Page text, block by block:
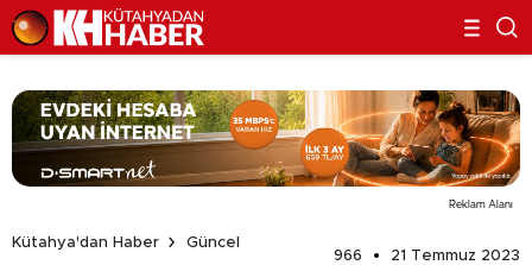
Reklam Alanı
Kütahya'dan Haber
Güncel
966
21 Temmuz 2023